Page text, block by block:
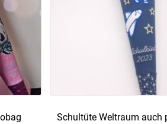
Schultüte Weltraum auch